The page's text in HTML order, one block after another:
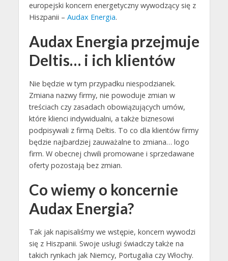
europejski koncern energetyczny wywodzący się z
Hiszpanii – Audax Energia.
Audax Energia przejmuje
Deltis… i ich klientów
Nie będzie w tym przypadku niespodzianek.
Zmiana nazwy firmy, nie powoduje zmian w
treściach czy zasadach obowiązujących umów,
które klienci indywidualni, a także biznesowi
podpisywali z firmą Deltis. To co dla klientów firmy
będzie najbardziej zauważalne to zmiana… logo
firm. W obecnej chwili promowane i sprzedawane
oferty pozostają bez zmian.
Co wiemy o koncernie
Audax Energia?
Tak jak napisaliśmy we wstępie, koncern wywodzi
się z Hiszpanii. Swoje usługi świadczy także na
takich rynkach jak Niemcy, Portugalia czy Włochy.